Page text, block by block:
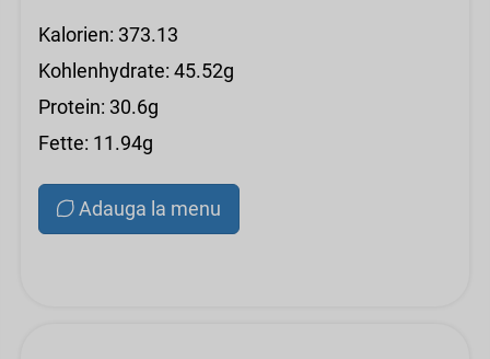
Kalorien: 373.13
Kohlenhydrate: 45.52g
Protein: 30.6g
Fette: 11.94g
Adauga la menu